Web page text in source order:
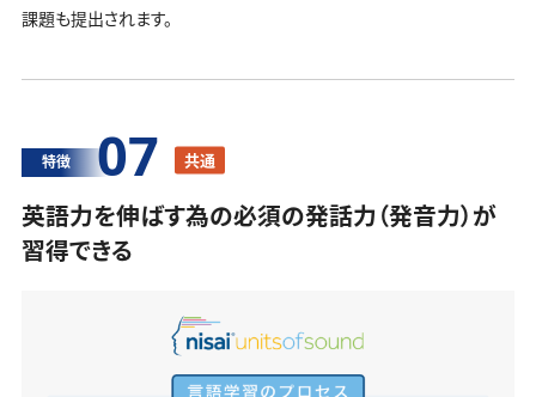
課題も提出されます。
特徴 07 共通
英語力を伸ばす為の必須の発話力（発音力）が
習得できる